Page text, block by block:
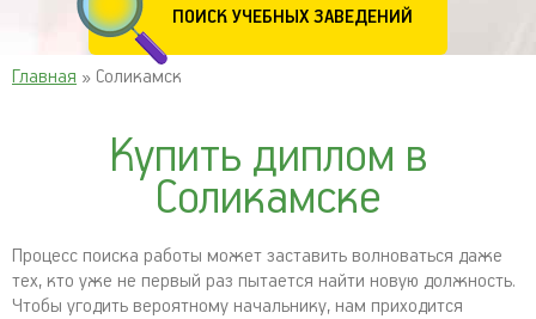
ПОИСК УЧЕБНЫХ ЗАВЕДЕНИЙ
Главная » Соликамск
Купить диплом в
Соликамске
Процесс поиска работы может заставить волноваться даже
тех, кто уже не первый раз пытается найти новую должность.
Чтобы угодить вероятному начальнику, нам приходится